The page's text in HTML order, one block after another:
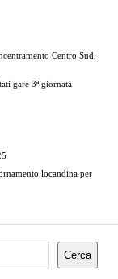
Centro Sud.
gare 3ª giornata
locandina per
Cerca